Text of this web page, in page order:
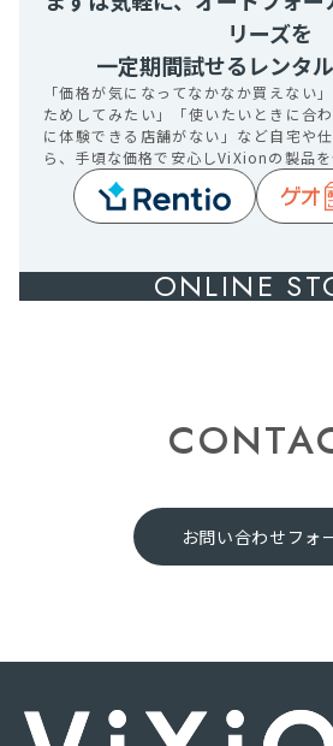
リーズを
一定期間試せるレンタ
「価格が気になってなかなか買えない
ためしてみたい」「使いたいときに合
に体験できる店舗がない」など自宅や
ら、手頃な価格で安心しViXionの製品を
ONLINE
お問い合わせフォ